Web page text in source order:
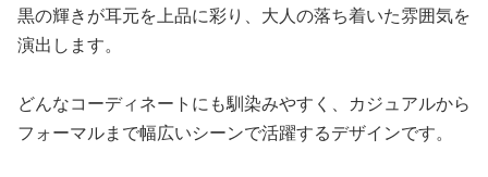
黒の輝きが耳元を上品に彩り、大人の落ち着いた雰囲気を
演出します。
どんなコーディネートにも馴染みやすく、カジュアルから
フォーマルまで幅広いシーンで活躍するデザインです。